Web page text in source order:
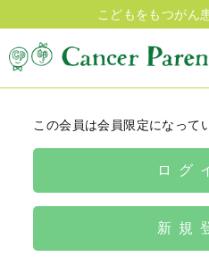
こどもをもつがん
この会員は会員限定になって
ログ
新規